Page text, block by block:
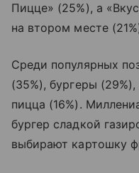
Пицце» (25%), а
на втором месте
Среди популярных
(35%), бургеры
пицца (16%).
бургер сладкой
выбирают картошку